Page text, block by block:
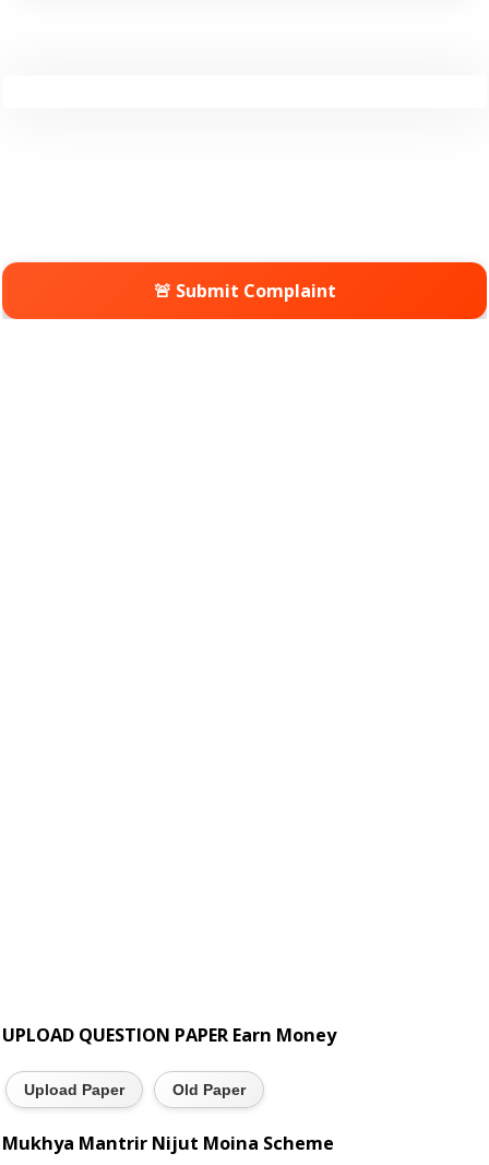
🚨 Submit Complaint
UPLOAD QUESTION PAPER Earn Money
Upload Paper Old Paper
Mukhya Mantrir Nijut Moina Scheme